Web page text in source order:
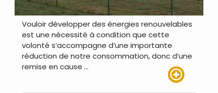
Vouloir développer des énergies renouvelables
est une nécessité à condition que cette
volonté s’accompagne d’une importante
réduction de notre consommation, donc d’une
remise en cause …